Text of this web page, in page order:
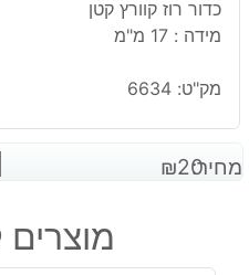
כדור רוז קוורץ קטן
מידה : 17 מ"מ
מק"ט: 6634
מחיר: ₪20
מוצרים